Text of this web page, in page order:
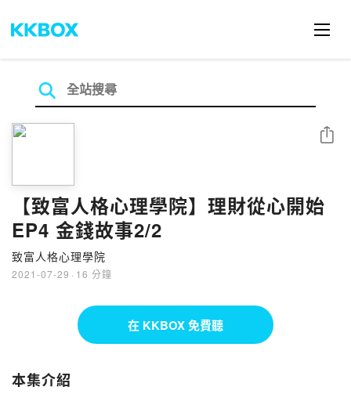
【致富人格心理學院】理財從心開始
EP4 金錢故事2/2
致富人格心理學院
2021-07-29 · 16 分鐘
分享
在 KKBOX 免費聽
本集介紹